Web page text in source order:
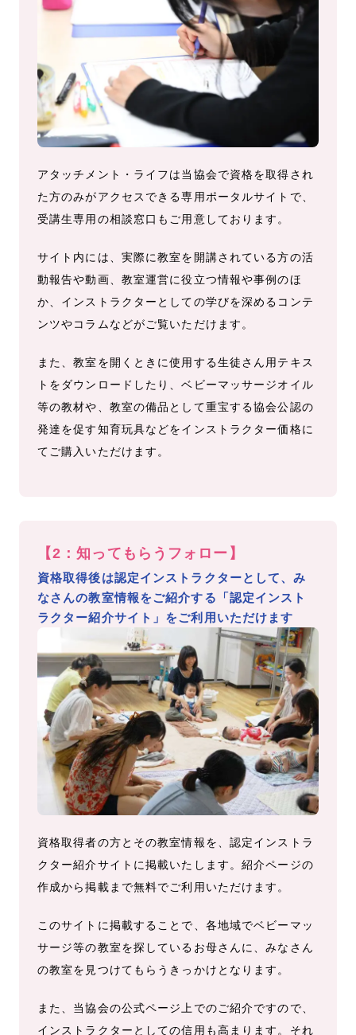
アタッチメント・ライフは当協会で資格を取得され
た方のみがアクセスできる専用ポータルサイトで、
受講生専用の相談窓口もご用意しております。
サイト内には、実際に教室を開講されている方の活
動報告や動画、教室運営に役立つ情報や事例のほ
か、インストラクターとしての学びを深めるコンテ
ンツやコラムなどがご覧いただけます。
また、教室を開くときに使用する生徒さん用テキス
トをダウンロードしたり、ベビーマッサージオイル
等の教材や、教室の備品として重宝する協会公認の
発達を促す知育玩具などをインストラクター価格に
てご購入いただけます。
【2：知ってもらうフォロー】
資格取得後は認定インストラクターとして、み
なさんの教室情報をご紹介する「認定インスト
ラクター紹介サイト」をご利用いただけます
資格取得者の方とその教室情報を、認定インストラ
クター紹介サイトに掲載いたします。紹介ページの
作成から掲載まで無料でご利用いただけます。
このサイトに掲載することで、各地域でベビーマッ
サージ等の教室を探しているお母さんに、みなさん
の教室を見つけてもらうきっかけとなります。
また、当協会の公式ページ上でのご紹介ですので、
インストラクターとしての信用も高まります。それ